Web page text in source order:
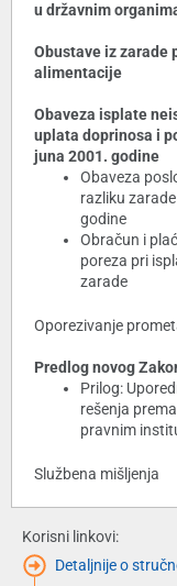
u državnim
Obustave iz zarade
alimentacije
Obaveza isplate
uplata doprinosa i
juna 2001. godine
Obaveza
razliku
godine
Obračun i
poreza pri
zarade
Oporezivanje
Predlog novog
Prilog:
rešenja
pravnim
Službena mišljenja
Korisni linkovi:
Detaljnije o